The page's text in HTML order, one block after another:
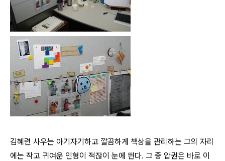
김혜련 사우는 아기자기하고 깔끔하게 책상을 관리하는 그의 자리
에는 작고 귀여운 인형이 적잖이 눈에 띈다. 그 중 압권은 바로 이